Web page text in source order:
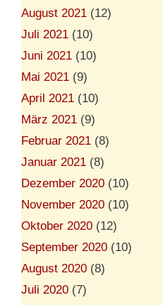
August 2021 (12)
Juli 2021 (10)
Juni 2021 (10)
Mai 2021 (9)
April 2021 (10)
März 2021 (9)
Februar 2021 (8)
Januar 2021 (8)
Dezember 2020 (10)
November 2020 (10)
Oktober 2020 (12)
September 2020 (10)
August 2020 (8)
Juli 2020 (7)